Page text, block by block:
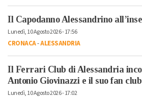
Il Capodanno Alessandrino
Lunedì, 10 Agosto 2026 - 17:56
CRONACA-ALESSANDRIA
Il Ferrari Club di Alessandria
Antonio Giovinazzi e il suo fan
Lunedì, 10 Agosto 2026 - 17:02